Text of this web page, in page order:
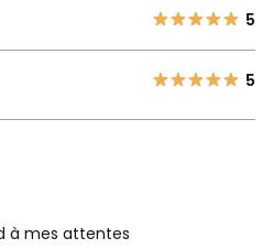
5
5
à mes attentes